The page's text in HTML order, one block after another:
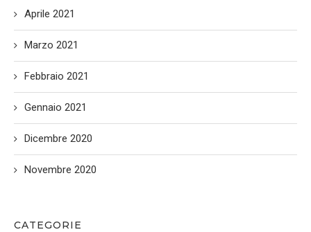
Aprile 2021
Marzo 2021
Febbraio 2021
Gennaio 2021
Dicembre 2020
Novembre 2020
CATEGORIE